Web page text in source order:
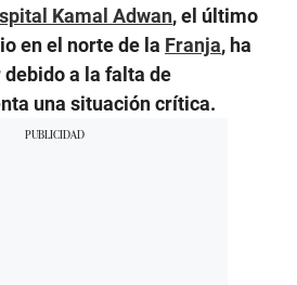
Kamal Adwan, el último
en el norte de la Franja, ha
a la falta de
una situación crítica.